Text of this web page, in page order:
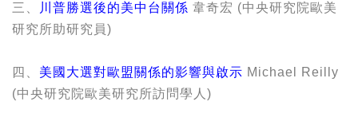
三、 川普勝選後的美中台關係 韋奇宏 (中央研究院歐美
研究所助研究員)
四、 美國大選對歐盟關係的影響與啟示 Michael Reilly
(中央研究院歐美研究所訪問學人)